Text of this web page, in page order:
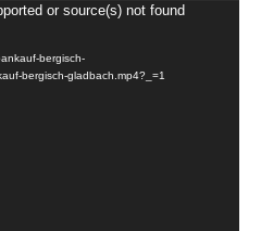
or source(s) not found
bergisch-
bergisch-gladbach.mp4?_=1